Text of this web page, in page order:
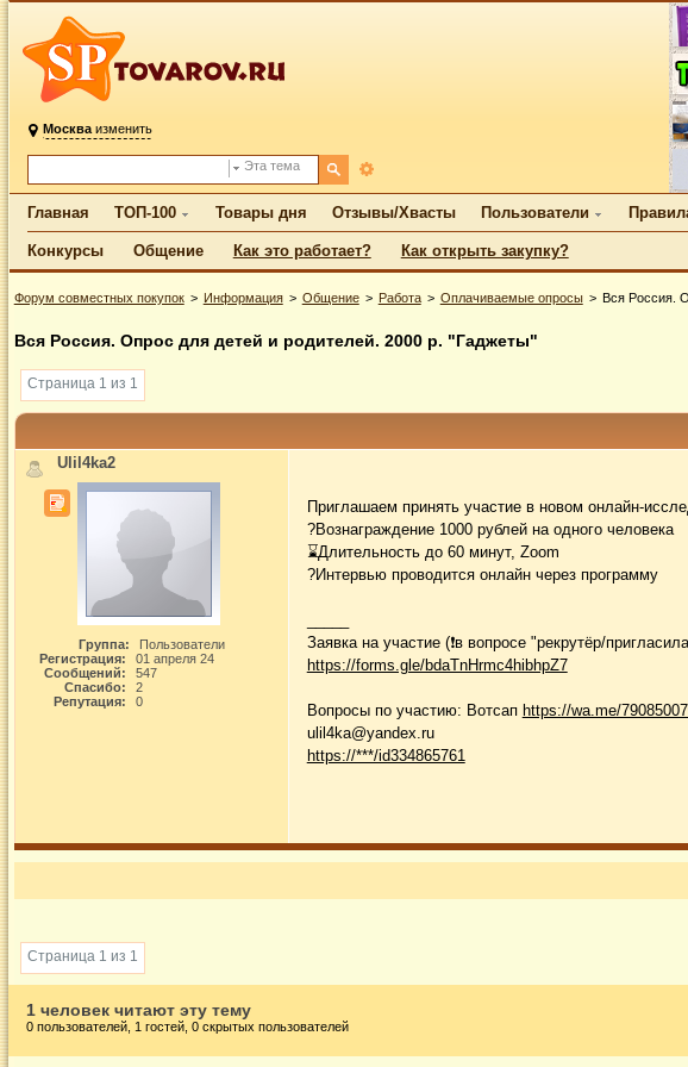
Москваизменить
Эта тема
Главная ТОП-100 Товары дня Отзывы/Хвасты Пользователи
Конкурсы Общение Как это работает? Как открыть закупку?
Форум совместных покупок Информация Общение Работа Оплачиваемые опросы Вся Россия.
Вся Россия. Опрос для детей и родителей. 2000 р. "Гаджеты"
Страница 1 из 1
Ulil4ka2
Группа:
Пользователи
Регистрация:
01 апреля 24
Сообщений:
547
Спасибо:
2
Репутация:
0
Приглашаем принять участие в новом онлайн-
?Вознаграждение 1000 рублей на одного человека
⌛️Длительность до 60 минут, Zoom
?Интервью проводится онлайн через программу
Заявка на участие (❗️в вопросе "рекрутёр/
https://forms.gle/bdaTnHrmc4hibhpZ7
Вопросы по участию: Вотсап https://wa.me/
ulil4ka@yandex.ru
https://***/id334865761
Страница 1 из 1
1 человек читают эту тему
0 пользователей, 1 гостей, 0 скрытых пользователей